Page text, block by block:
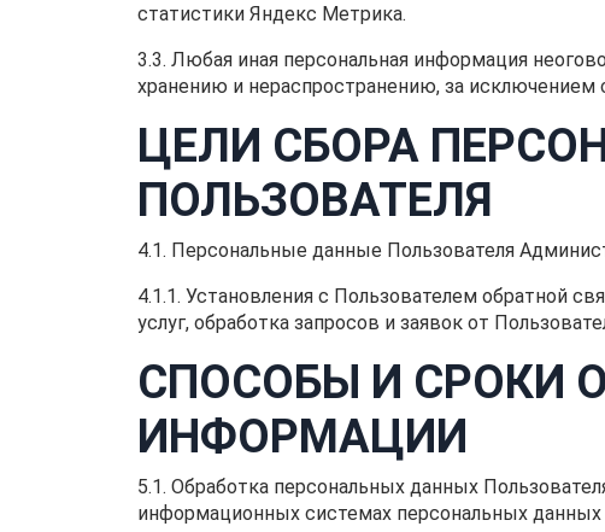
статистики Яндекс Метрика.
3.3. Любая иная персональная информация
хранению и нераспространению, за исключением
ЦЕЛИ СБОРА
ПОЛЬЗОВАТЕЛЯ
4.1. Персональные данные Пользователя
4.1.1. Установления с Пользователем обратной
услуг, обработка запросов и заявок от
СПОСОБЫ И СРОКИ
ИНФОРМАЦИИ
5.1. Обработка персональных данных
информационных системах персональных данных